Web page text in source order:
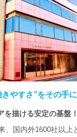
やすさ”をその手
を描ける安定の基盤！
、国内外1600社以上